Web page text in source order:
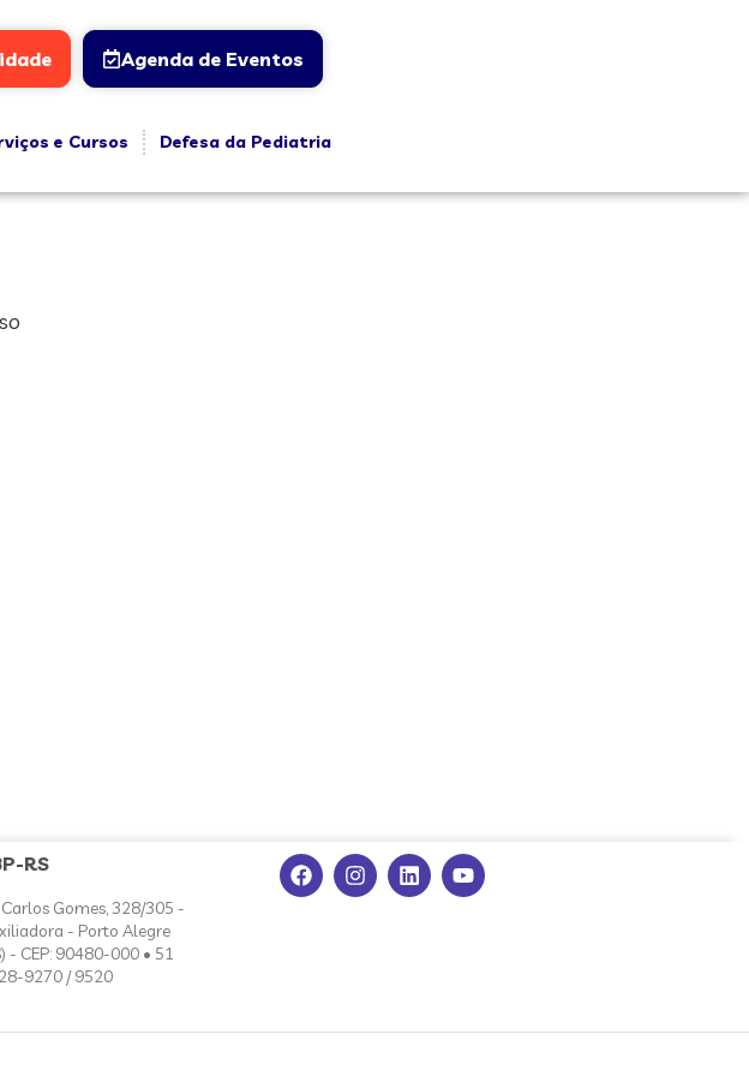
Agenda de Eventos
e Cursos
Defesa da Pediatria
RS
Carlos Gomes, 328/305 -
- Porto Alegre
- CEP: 90480-000 • 51
9270 / 9520